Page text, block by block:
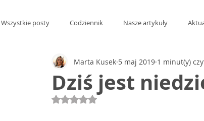
Wszystkie posty Codziennik Nasze artykuły
Dziś jest
Marta Kusek 5 maj 2019 1 minut(y)
Oceniono na NaN z 5 gwiazdek.